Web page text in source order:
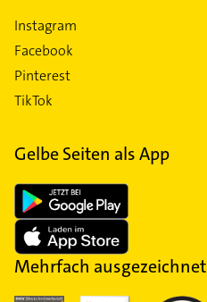
Instagram
Facebook
Pinterest
TikTok
Gelbe Seiten als App
Mehrfach ausgezeichnet